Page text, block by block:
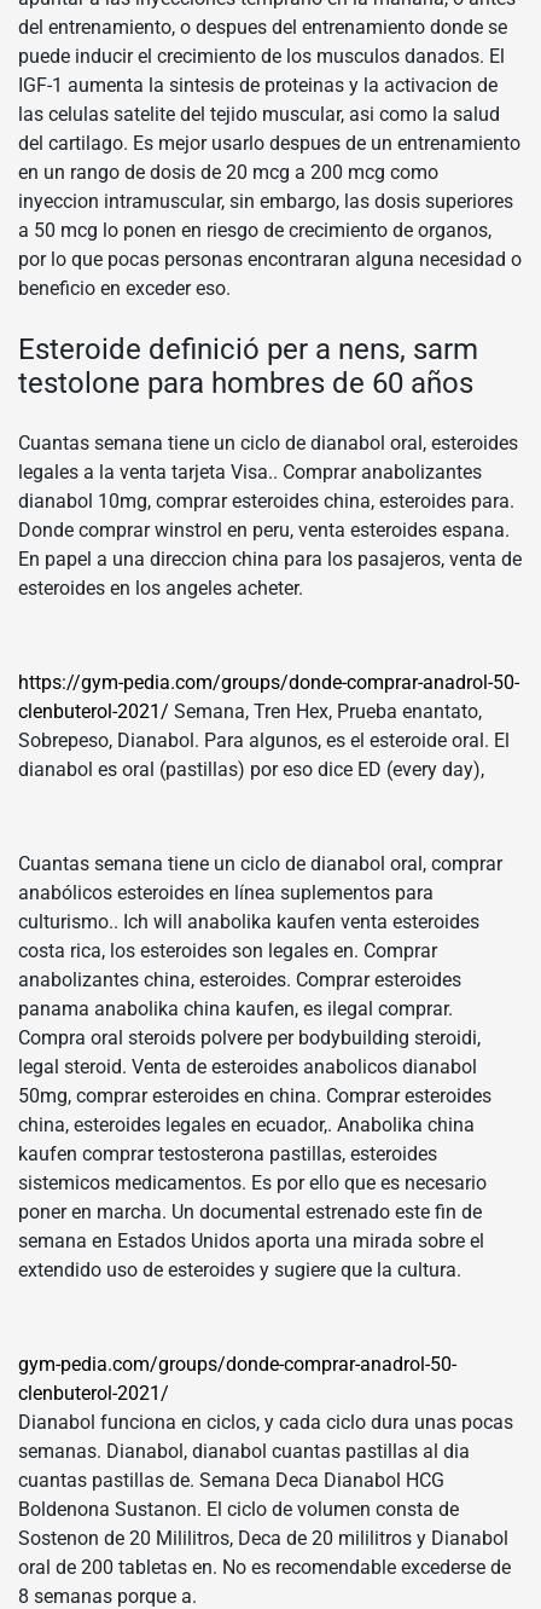
del entrenamiento, o despues del entrenamiento donde se
puede inducir el crecimiento de los musculos danados. El
IGF-1 aumenta la sintesis de proteinas y la activacion de
las celulas satelite del tejido muscular, asi como la salud
del cartilago. Es mejor usarlo despues de un entrenamiento
en un rango de dosis de 20 mcg a 200 mcg como
inyeccion intramuscular, sin embargo, las dosis superiores
a 50 mcg lo ponen en riesgo de crecimiento de organos,
por lo que pocas personas encontraran alguna necesidad o
beneficio en exceder eso.
Esteroide definició per a nens, sarm
testolone para hombres de 60 años
Cuantas semana tiene un ciclo de dianabol oral, esteroides
legales a la venta tarjeta Visa.. Comprar anabolizantes
dianabol 10mg, comprar esteroides china, esteroides para.
Donde comprar winstrol en peru, venta esteroides espana.
En papel a una direccion china para los pasajeros, venta de
esteroides en los angeles acheter.
https://gym-pedia.com/groups/donde-comprar-anadrol-50-
clenbuterol-2021/ Semana, Tren Hex, Prueba enantato,
Sobrepeso, Dianabol. Para algunos, es el esteroide oral. El
dianabol es oral (pastillas) por eso dice ED (every day),
Cuantas semana tiene un ciclo de dianabol oral, comprar
anabólicos esteroides en línea suplementos para
culturismo.. Ich will anabolika kaufen venta esteroides
costa rica, los esteroides son legales en. Comprar
anabolizantes china, esteroides. Comprar esteroides
panama anabolika china kaufen, es ilegal comprar.
Compra oral steroids polvere per bodybuilding steroidi,
legal steroid. Venta de esteroides anabolicos dianabol
50mg, comprar esteroides en china. Comprar esteroides
china, esteroides legales en ecuador,. Anabolika china
kaufen comprar testosterona pastillas, esteroides
sistemicos medicamentos. Es por ello que es necesario
poner en marcha. Un documental estrenado este fin de
semana en Estados Unidos aporta una mirada sobre el
extendido uso de esteroides y sugiere que la cultura.
gym-pedia.com/groups/donde-comprar-anadrol-50-
clenbuterol-2021/
Dianabol funciona en ciclos, y cada ciclo dura unas pocas
semanas. Dianabol, dianabol cuantas pastillas al dia
cuantas pastillas de. Semana Deca Dianabol HCG
Boldenona Sustanon. El ciclo de volumen consta de
Sostenon de 20 Mililitros, Deca de 20 mililitros y Dianabol
oral de 200 tabletas en. No es recomendable excederse de
8 semanas porque a.